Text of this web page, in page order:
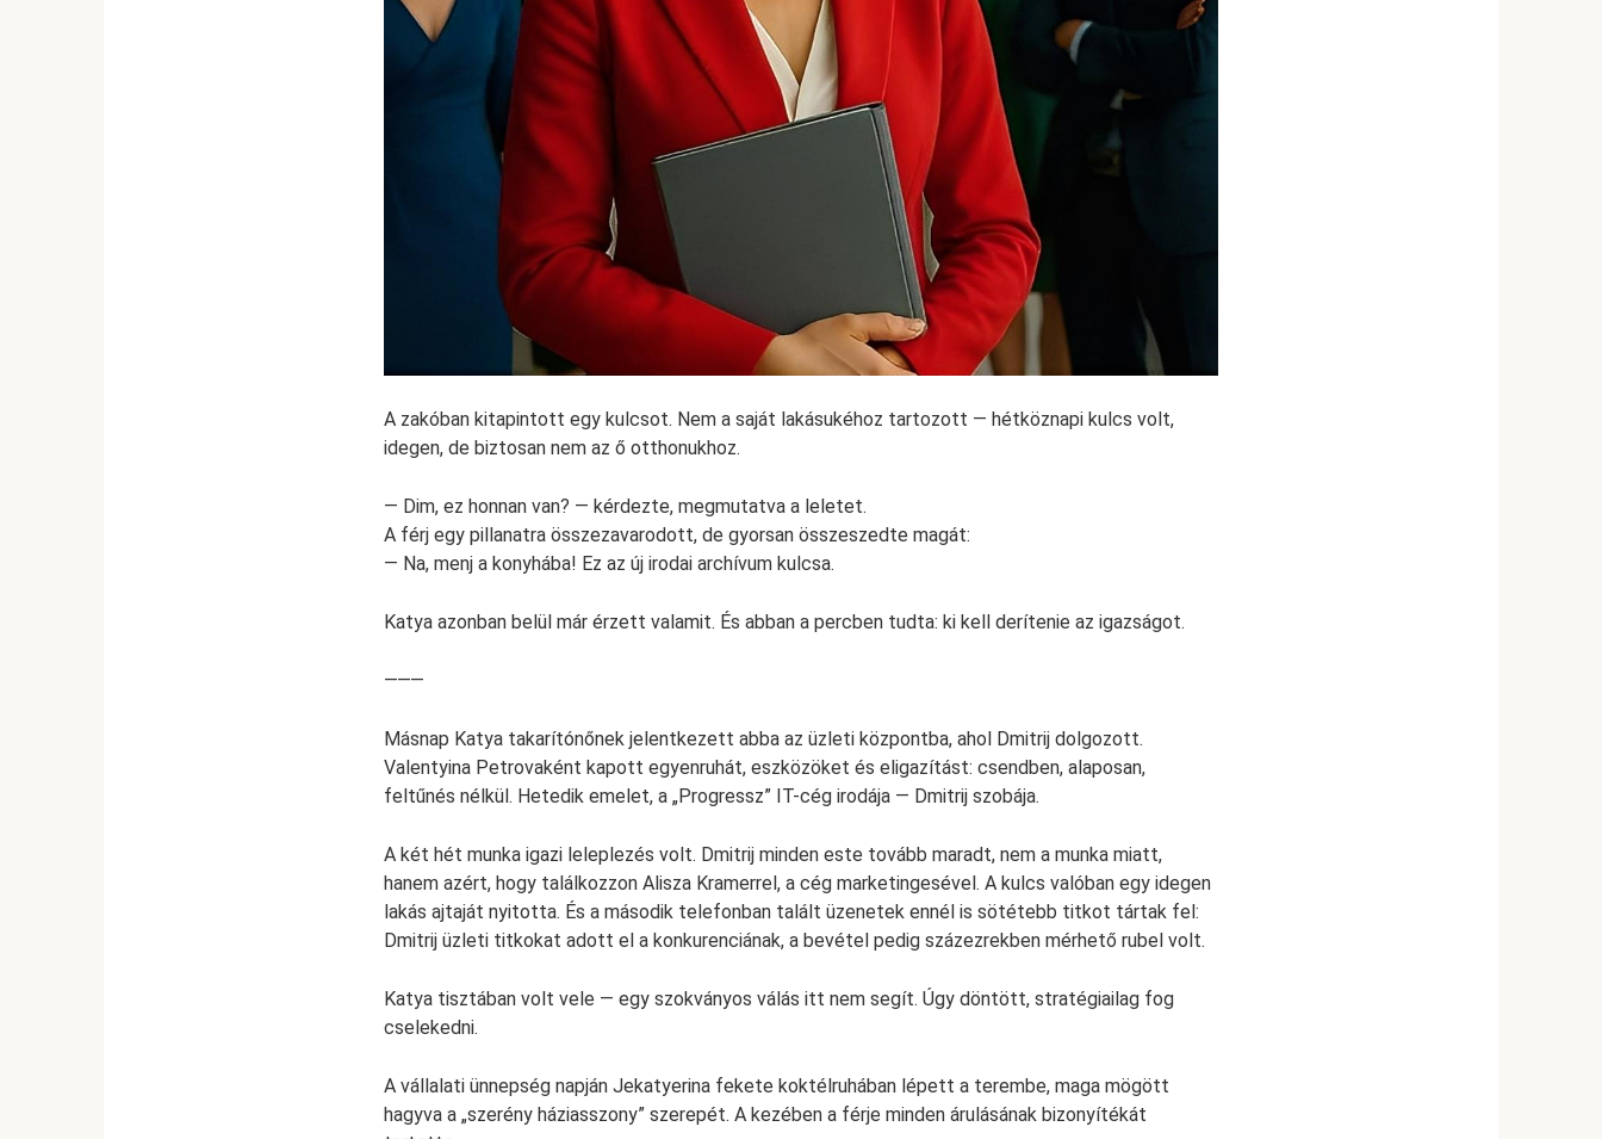
A zakóban kitapintott egy kulcsot. Nem a saját lakásukéhoz tartozott — hétköznapi kulcs volt,
idegen, de biztosan nem az ő otthonukhoz.
— Dim, ez honnan van? — kérdezte, megmutatva a leletet.
A férj egy pillanatra összezavarodott, de gyorsan összeszedte magát:
— Na, menj a konyhába! Ez az új irodai archívum kulcsa.
Katya azonban belül már érzett valamit. És abban a percben tudta: ki kell derítenie az igazságot.
⸻
Másnap Katya takarítónőnek jelentkezett abba az üzleti központba, ahol Dmitrij dolgozott.
Valentyina Petrovaként kapott egyenruhát, eszközöket és eligazítást: csendben, alaposan,
feltűnés nélkül. Hetedik emelet, a „Progressz” IT-cég irodája — Dmitrij szobája.
A két hét munka igazi leleplezés volt. Dmitrij minden este tovább maradt, nem a munka miatt,
hanem azért, hogy találkozzon Alisza Kramerrel, a cég marketingesével. A kulcs valóban egy idegen
lakás ajtaját nyitotta. És a második telefonban talált üzenetek ennél is sötétebb titkot tártak fel:
Dmitrij üzleti titkokat adott el a konkurenciának, a bevétel pedig százezrekben mérhető rubel volt.
Katya tisztában volt vele — egy szokványos válás itt nem segít. Úgy döntött, stratégiailag fog
cselekedni.
A vállalati ünnepség napján Jekatyerina fekete koktélruhában lépett a terembe, maga mögött
hagyva a „szerény háziasszony” szerepét. A kezében a férje minden árulásának bizonyítékát